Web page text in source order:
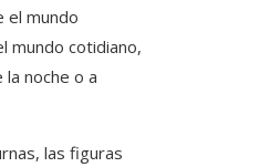
el mundo
mundo cotidiano,
noche o a
las figuras